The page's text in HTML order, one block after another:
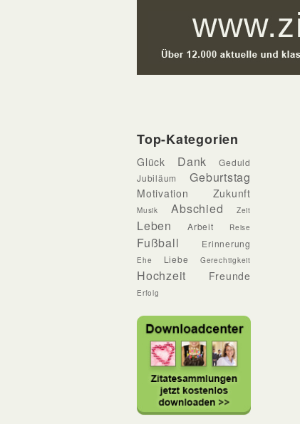
Top-Kategorien
Glück Dank
Geduld
Jubiläum
Geburtstag
Motivation Zukunft
Musik Abschied Zeit
Leben Arbeit Reise
Fußball Erinnerung
Ehe Liebe Gerechtigkeit
Hochzeit Freunde
Erfolg